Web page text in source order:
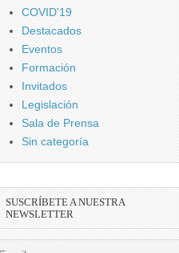
COVID'19
Destacados
Eventos
Formación
Invitados
Legislación
Sala de Prensa
Sin categoría
SUSCRÍBETE A NUESTRA
NEWSLETTER